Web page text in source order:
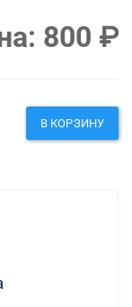
800 ₽
В КОРЗИНУ